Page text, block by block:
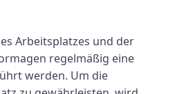
Arbeitsplatzes und der
regelmäßig eine
werden. Um die